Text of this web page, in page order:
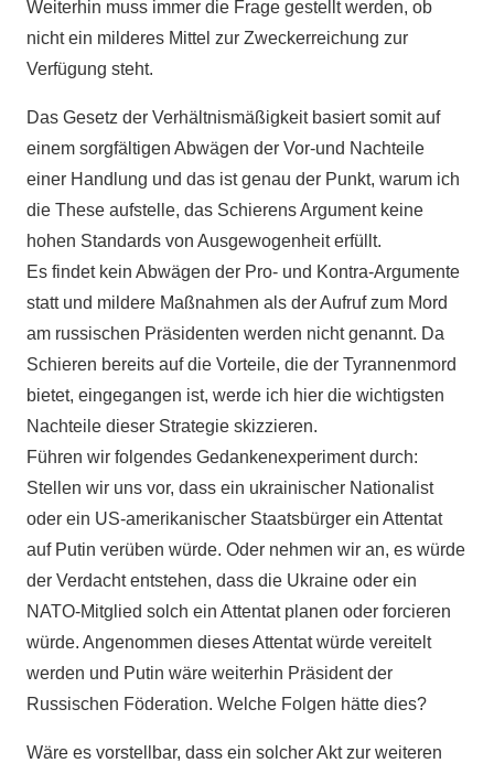
Weiterhin muss immer die Frage gestellt werden, ob
nicht ein milderes Mittel zur Zweckerreichung zur
Verfügung steht.
Das Gesetz der Verhältnismäßigkeit basiert somit auf
einem sorgfältigen Abwägen der Vor-und Nachteile
einer Handlung und das ist genau der Punkt, warum ich
die These aufstelle, das Schierens Argument keine
hohen Standards von Ausgewogenheit erfüllt.
Es findet kein Abwägen der Pro- und Kontra-Argumente
statt und mildere Maßnahmen als der Aufruf zum Mord
am russischen Präsidenten werden nicht genannt. Da
Schieren bereits auf die Vorteile, die der Tyrannenmord
bietet, eingegangen ist, werde ich hier die wichtigsten
Nachteile dieser Strategie skizzieren.
Führen wir folgendes Gedankenexperiment durch:
Stellen wir uns vor, dass ein ukrainischer Nationalist
oder ein US-amerikanischer Staatsbürger ein Attentat
auf Putin verüben würde. Oder nehmen wir an, es würde
der Verdacht entstehen, dass die Ukraine oder ein
NATO-Mitglied solch ein Attentat planen oder forcieren
würde. Angenommen dieses Attentat würde vereitelt
werden und Putin wäre weiterhin Präsident der
Russischen Föderation. Welche Folgen hätte dies?
Wäre es vorstellbar, dass ein solcher Akt zur weiteren